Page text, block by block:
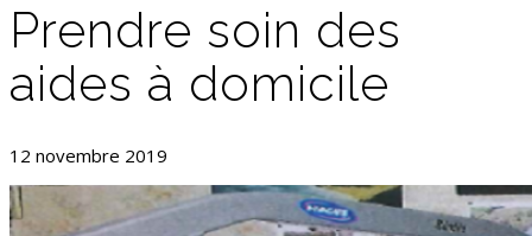
Prendre soin des
aides à domicile
12 novembre 2019